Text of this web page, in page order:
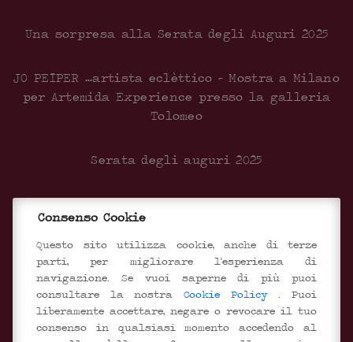
Una sorpresa alla Serata degli Auguri 2025
JO PEIPER …artista eclèttico – Mostra a Milano
per Artemida Experience presso la galleria
Tolomeo
Serata degli auguri 2025
Inaugurazione del nuovo centro Documentale
SEGUICI SUI SOCIAL
Consenso Cookie
Questo sito utilizza cookie, anche di terze
parti, per migliorare l'esperienza di
navigazione. Se vuoi saperne di più puoi
consultare la nostra Cookie Policy. Puoi
liberamente accettare, negare o revocare il tuo
consenso in qualsiasi momento accedendo al